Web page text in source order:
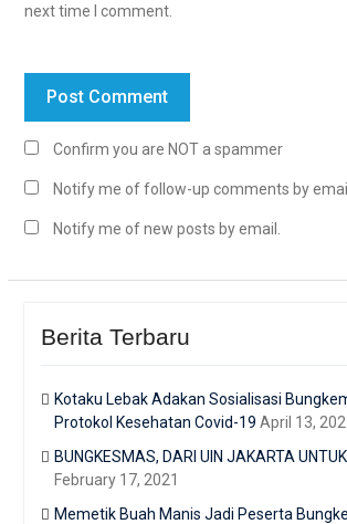
next time I comment.
Confirm you are NOT a spammer
Notify me of follow-up comments by email.
Notify me of new posts by email.
Berita Terbaru
Kotaku Lebak Adakan Sosialisasi
Protokol Kesehatan Covid-19 April 13,
BUNGKESMAS, DARI UIN JAKARTA UNTUK
February 17, 2021
Memetik Buah Manis Jadi Peserta